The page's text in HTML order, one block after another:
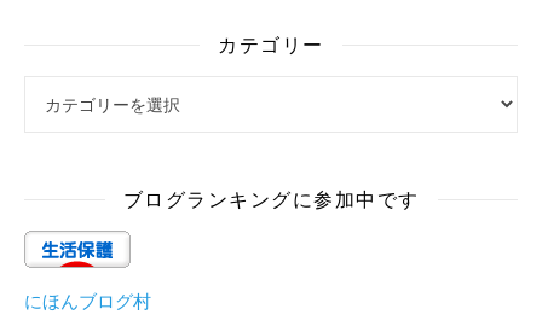
カテゴリー
ブログランキングに参加中です
にほんブログ村